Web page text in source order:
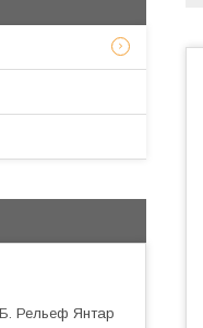
Рельеф Янтар